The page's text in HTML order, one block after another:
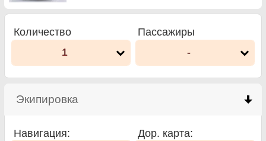
Количество
1
Пассажиры
-
Экипировка
Навигация:
Дор. карта: